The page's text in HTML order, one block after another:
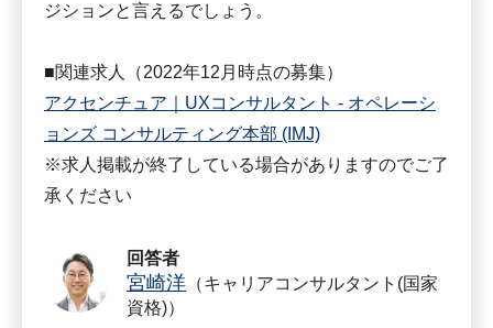
ジションと言えるでしょう。
■関連求人（2022年12月時点の募集）
アクセンチュア｜UXコンサルタント - オペレーシ
ョンズ コンサルティング本部 (IMJ)
※求人掲載が終了している場合がありますのでご了
承ください
回答者
宮崎洋 （キャリアコンサルタント(国家
資格)）